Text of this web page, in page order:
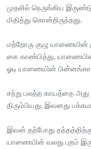
முதலில் நெருங்கிய
மிதித்து கொன்றிருந்தது.
மற்றோரு குழு யாணையின்
கை காண்பித்து,
ஓடி யாணையின்
சற்று பலத்த காயத்தை
திரும்பியது, இவனது
இவன் தற்போது தந்தத்திற்கு
யாணையின் வலது புறம்